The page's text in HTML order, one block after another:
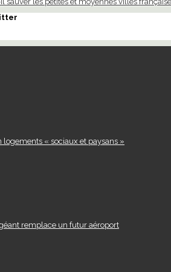
« sociaux et paysans »
remplace un futur aéroport